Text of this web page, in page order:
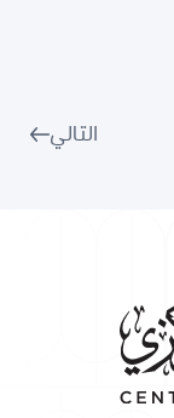
التالي